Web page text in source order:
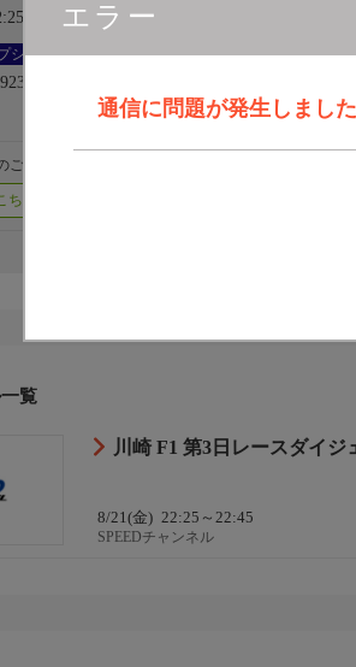
エラー
通信に問題が発生しまし
〜22:45 カレンダー登録
ション
ご視聴には、オプションチャンネル(有料)のご契約が
ら
覧
川崎 F1 第3日レースダイジ
8/21(金) 22:25～22:45
SPEEDチャンネル